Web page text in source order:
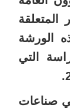
المتعلقة
الورشة
التي
صناعات